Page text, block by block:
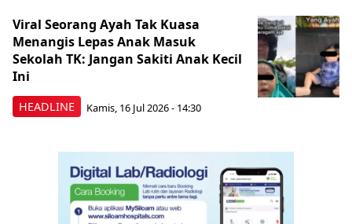
HEADLINE
Viral Seorang Ayah Tak Kuasa
Menangis Lepas Anak Masuk
Sekolah TK: Jangan Sakiti Anak Kecil
Ini
Kamis, 16 Jul 2026 - 14:30